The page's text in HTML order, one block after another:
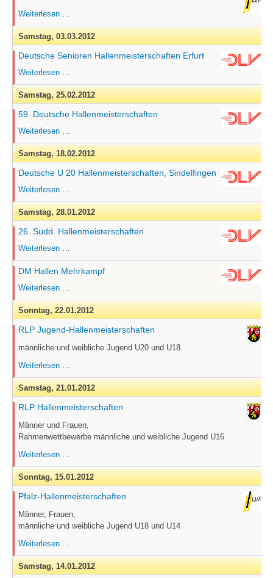
Weiterlesen …
Meisterschaften
Samstag,03.03.2012
Deutsche Senioren Hallenmeisterschaften Erfurt
Weiterlesen …
Hallenmeisterschaften
Erfurt
Samstag,25.02.2012
59. Deutsche Hallenmeisterschaften
Weiterlesen …
Hallenmeisterschaften
Samstag,18.02.2012
Deutsche U 20 Hallenmeisterschaften, Sindelfingen
Weiterlesen …
20
Hallenmeisterschaften,
Samstag,28.01.2012
26. Südd. Hallenmeisterschaften
Weiterlesen …
Hallenmeisterschaften
DM Hallen Mehrkampf
Weiterlesen …
Mehrkampf
Sonntag,22.01.2012
RLP Jugend-Hallenmeisterschaften
männliche und weibliche Jugend U20 und U18
Weiterlesen …
Hallenmeisterschaften
Samstag,21.01.2012
RLP Hallenmeisterschaften
Männer und Frauen,
Rahmenwettbewerbe männliche und weibliche Jugend U16
Weiterlesen …
Sonntag,15.01.2012
Pfalz-Hallenmeisterschaften
Männer, Frauen,
männliche und weibliche Jugend U18 und U14
Weiterlesen …
Samstag,14.01.2012